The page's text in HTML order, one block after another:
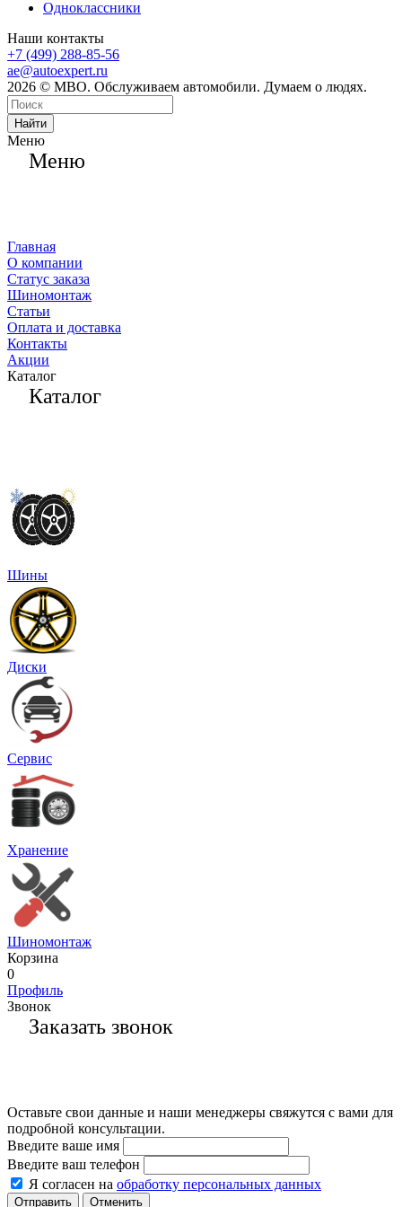
Одноклассники
Наши контакты
+7 (499) 288-85-56
ae@autoexpert.ru
2026 © МВО. Обслуживаем автомобили. Думаем о людях.
Найти
Меню
Меню
Главная
О компании
Статус заказа
Шиномонтаж
Статьи
Оплата и доставка
Контакты
Акции
Каталог
Каталог
Шины
Диски
Сервис
Хранение
Шиномонтаж
Корзина
0
Профиль
Звонок
Заказать звонок
Оставьте свои данные и наши менеджеры свяжутся с вами для
подробной консультации.
Введите ваше имя
Введите ваш телефон
Я согласен на обработку персональных данных
Отменить